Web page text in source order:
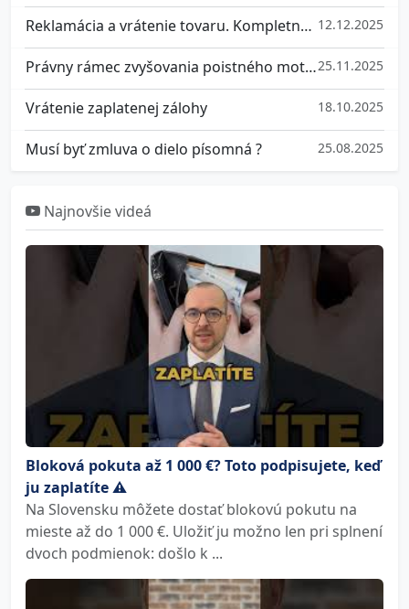
Reklamácia a vrátenie tovaru. Kompletný prehľad práv 12.12.2025
Právny rámec zvyšovania poistného motorových vozidiel na Slovensku25.11.2025
Vrátenie zaplatenej zálohy 18.10.2025
Musí byť zmluva o dielo písomná ? 25.08.2025
Najnovšie videá
Bloková pokuta až 1 000 €? Toto podpisujete, keď
ju zaplatíte ⚠️
Na Slovensku môžete dostať blokovú pokutu na
mieste až do 1 000 €. Uložiť ju možno len pri splnení
dvoch podmienok: došlo k ...